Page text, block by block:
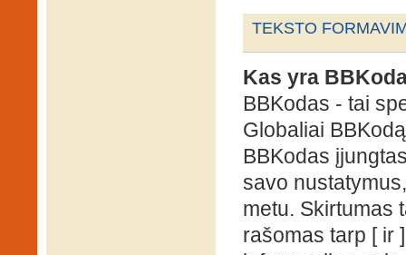
TEKSTO
Kas yra
BBKodas - tai
Globaliai
BBKodas
savo
metu. Skirtumas
rašomas tarp [ ir